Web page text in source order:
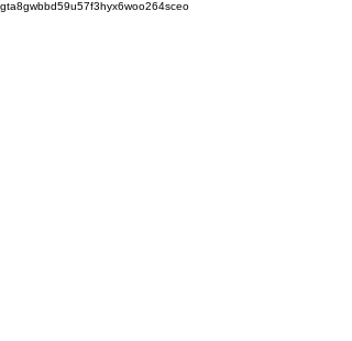
gta8gwbbd59u57f3hyx6woo264sceo